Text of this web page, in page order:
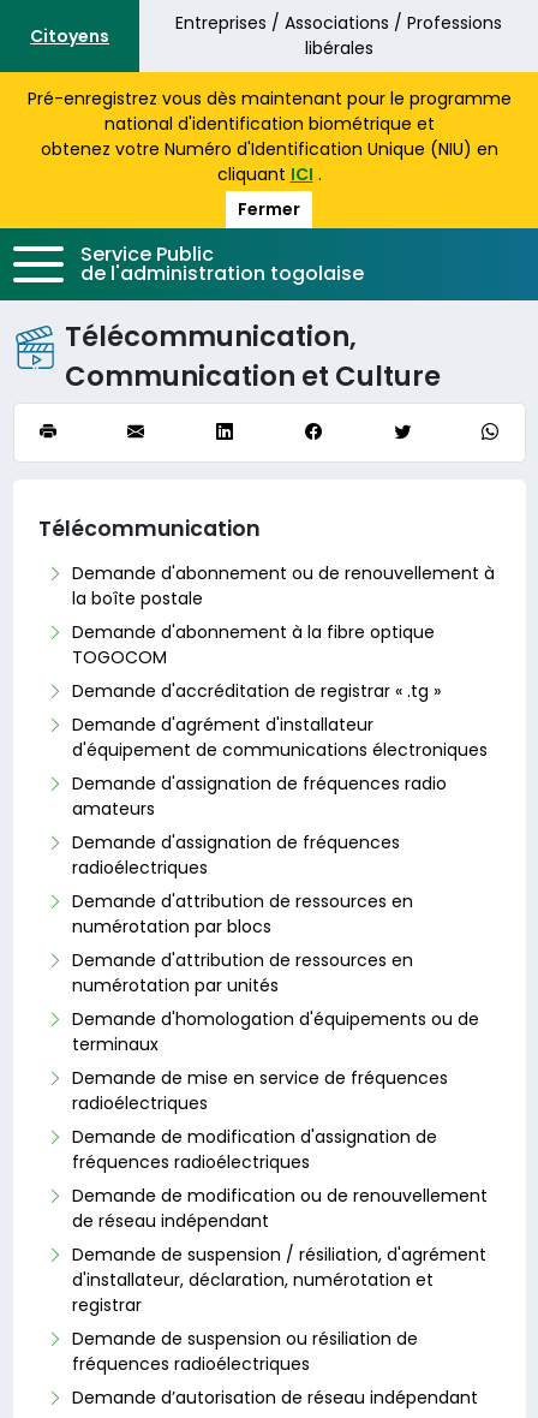
Aller au contenu principal
Citoyens
Entreprises / Associations / Professions
libérales
Pré-enregistrez vous dès maintenant pour le programme
national d'identification biométrique et
obtenez votre Numéro d'Identification Unique (NIU) en
cliquant ICI .
Fermer
Service Public
de l'administration togolaise
Télécommunication,
Communication et Culture
Télécommunication
Demande d'abonnement ou de renouvellement à
la boîte postale
Demande d'abonnement à la fibre optique
TOGOCOM
Demande d'accréditation de registrar « .tg »
Demande d'agrément d'installateur
d'équipement de communications électroniques
Demande d'assignation de fréquences radio
amateurs
Demande d'assignation de fréquences
radioélectriques
Demande d'attribution de ressources en
numérotation par blocs
Demande d'attribution de ressources en
numérotation par unités
Demande d'homologation d'équipements ou de
terminaux
Demande de mise en service de fréquences
radioélectriques
Demande de modification d'assignation de
fréquences radioélectriques
Demande de modification ou de renouvellement
de réseau indépendant
Demande de suspension / résiliation, d'agrément
d'installateur, déclaration, numérotation et
registrar
Demande de suspension ou résiliation de
fréquences radioélectriques
Demande d’autorisation de réseau indépendant